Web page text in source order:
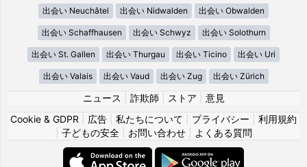
出会い Neuchâtel 出会い Nidwalden 出会い Obwalden
出会い Schaffhausen 出会い Schwyz 出会い Solothurn
出会い St. Gallen 出会い Thurgau 出会い Ticino 出会い Uri
出会い Valais 出会い Vaud 出会い Zug 出会い Zürich
ニュース 詐欺師 ストア
意見
Cookie & GDPR
広告 私たちについて プライバシー
利用規約
子どもの安全| お問い合わせ| よくある質問